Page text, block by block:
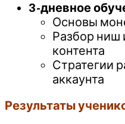
3-дневное
Основы
Разбор ниш
контента
Стратегии
аккаунта
Результаты